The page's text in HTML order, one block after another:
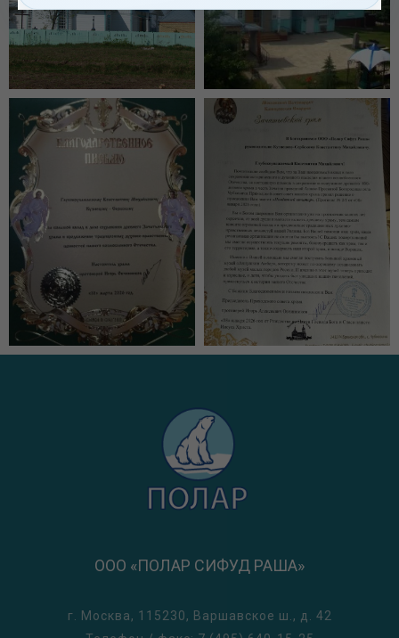
ООО «ПОЛАР СИФУД РАША»
г. Москва, 115230, Варшавское ш., д. 42